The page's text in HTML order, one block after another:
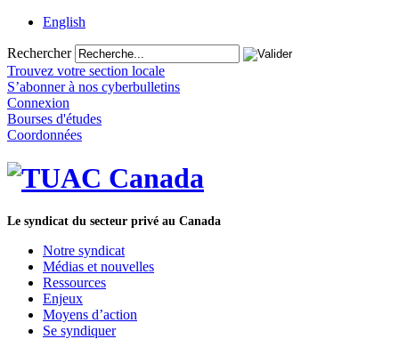
English
Rechercher
Trouvez votre section locale
S’abonner à nos cyberbulletins
Connexion
Bourses d'études
Coordonnées
Le syndicat du secteur privé au Canada
Notre syndicat
Médias et nouvelles
Ressources
Enjeux
Moyens d’action
Se syndiquer